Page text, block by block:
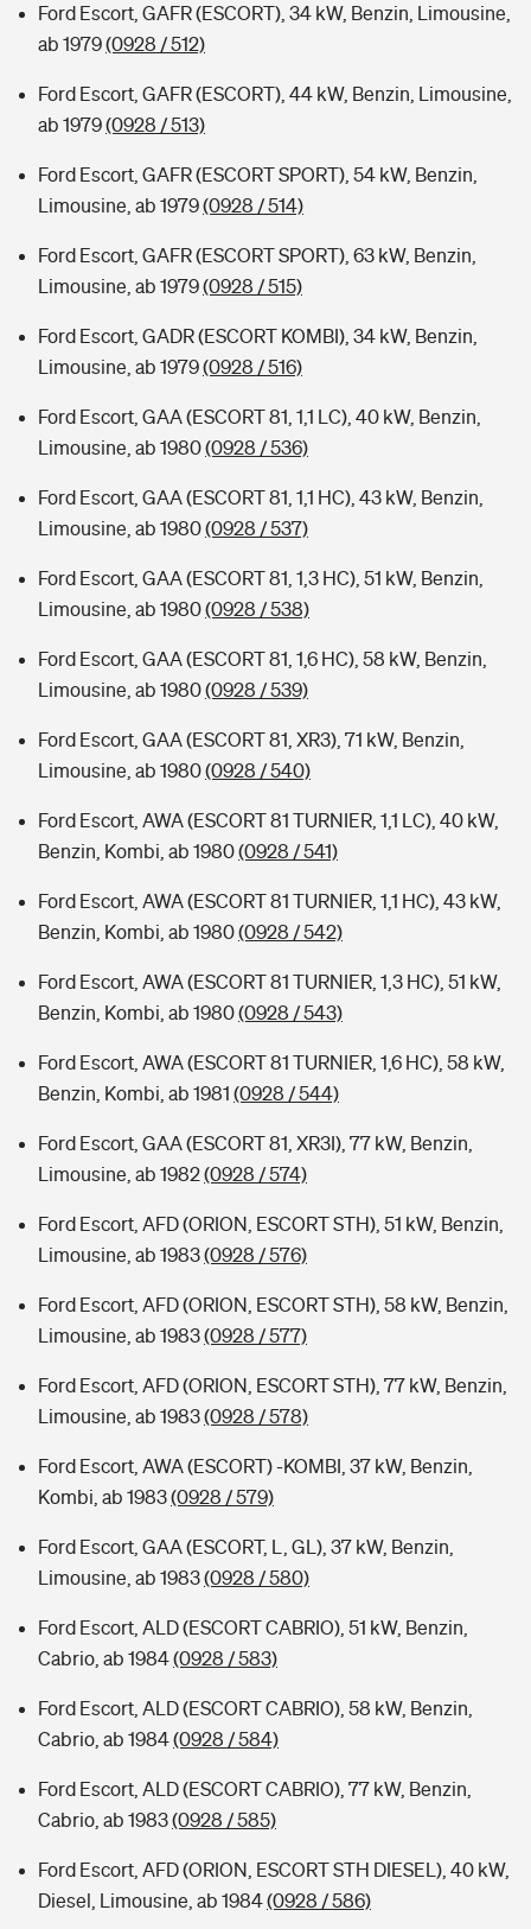
Ford Escort, GAFR (ESCORT), 34 kW, Benzin, Limousine,
ab 1979(0928 / 512)
Ford Escort, GAFR (ESCORT), 44 kW, Benzin, Limousine,
ab 1979(0928 / 513)
Ford Escort, GAFR (ESCORT SPORT), 54 kW, Benzin,
Limousine, ab 1979(0928 / 514)
Ford Escort, GAFR (ESCORT SPORT), 63 kW, Benzin,
Limousine, ab 1979(0928 / 515)
Ford Escort, GADR (ESCORT KOMBI), 34 kW, Benzin,
Limousine, ab 1979(0928 / 516)
Ford Escort, GAA (ESCORT 81, 1,1 LC), 40 kW, Benzin,
Limousine, ab 1980(0928 / 536)
Ford Escort, GAA (ESCORT 81, 1,1 HC), 43 kW, Benzin,
Limousine, ab 1980(0928 / 537)
Ford Escort, GAA (ESCORT 81, 1,3 HC), 51 kW, Benzin,
Limousine, ab 1980(0928 / 538)
Ford Escort, GAA (ESCORT 81, 1,6 HC), 58 kW, Benzin,
Limousine, ab 1980(0928 / 539)
Ford Escort, GAA (ESCORT 81, XR3), 71 kW, Benzin,
Limousine, ab 1980(0928 / 540)
Ford Escort, AWA (ESCORT 81 TURNIER, 1,1 LC), 40 kW,
Benzin, Kombi, ab 1980(0928 / 541)
Ford Escort, AWA (ESCORT 81 TURNIER, 1,1 HC), 43 kW,
Benzin, Kombi, ab 1980(0928 / 542)
Ford Escort, AWA (ESCORT 81 TURNIER, 1,3 HC), 51 kW,
Benzin, Kombi, ab 1980(0928 / 543)
Ford Escort, AWA (ESCORT 81 TURNIER, 1,6 HC), 58 kW,
Benzin, Kombi, ab 1981 (0928 / 544)
Ford Escort, GAA (ESCORT 81, XR3I), 77 kW, Benzin,
Limousine, ab 1982(0928 / 574)
Ford Escort, AFD (ORION, ESCORT STH), 51 kW, Benzin,
Limousine, ab 1983(0928 / 576)
Ford Escort, AFD (ORION, ESCORT STH), 58 kW, Benzin,
Limousine, ab 1983(0928 / 577)
Ford Escort, AFD (ORION, ESCORT STH), 77 kW, Benzin,
Limousine, ab 1983(0928 / 578)
Ford Escort, AWA (ESCORT) -KOMBI, 37 kW, Benzin,
Kombi, ab 1983(0928 / 579)
Ford Escort, GAA (ESCORT, L, GL), 37 kW, Benzin,
Limousine, ab 1983(0928 / 580)
Ford Escort, ALD (ESCORT CABRIO), 51 kW, Benzin,
Cabrio, ab 1984(0928 / 583)
Ford Escort, ALD (ESCORT CABRIO), 58 kW, Benzin,
Cabrio, ab 1984(0928 / 584)
Ford Escort, ALD (ESCORT CABRIO), 77 kW, Benzin,
Cabrio, ab 1983(0928 / 585)
Ford Escort, AFD (ORION, ESCORT STH DIESEL), 40 kW,
Diesel, Limousine, ab 1984(0928 / 586)